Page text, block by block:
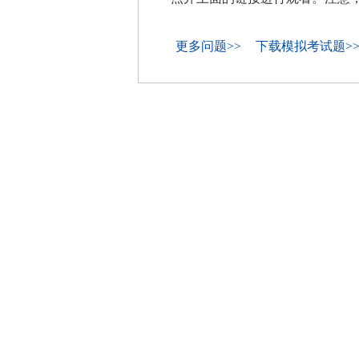
更多问题>> 下载模拟考试题>>